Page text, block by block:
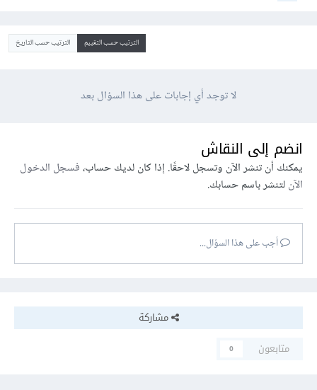
الترتيب حسب التقييم الترتيب حسب التاريخ
لا توجد أي إجابات على هذا السؤال بعد
انضم إلى النقاش
يمكنك أن تنشر الآن وتسجل لاحقًا. إذا كان لديك حساب،فسجل الدخول
الآنلتنشر باسم حسابك.
أجب على هذا السؤال...
مشاركة
متابعون
0